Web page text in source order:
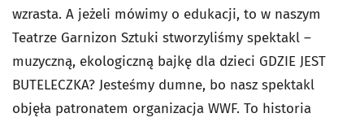
wzrasta. A jeżeli mówimy o edukacji, to w naszym
Teatrze Garnizon Sztuki stworzyliśmy spektakl –
muzyczną, ekologiczną bajkę dla dzieci GDZIE JEST
BUTELECZKA? Jesteśmy dumne, bo nasz spektakl
objęła patronatem organizacja WWF. To historia